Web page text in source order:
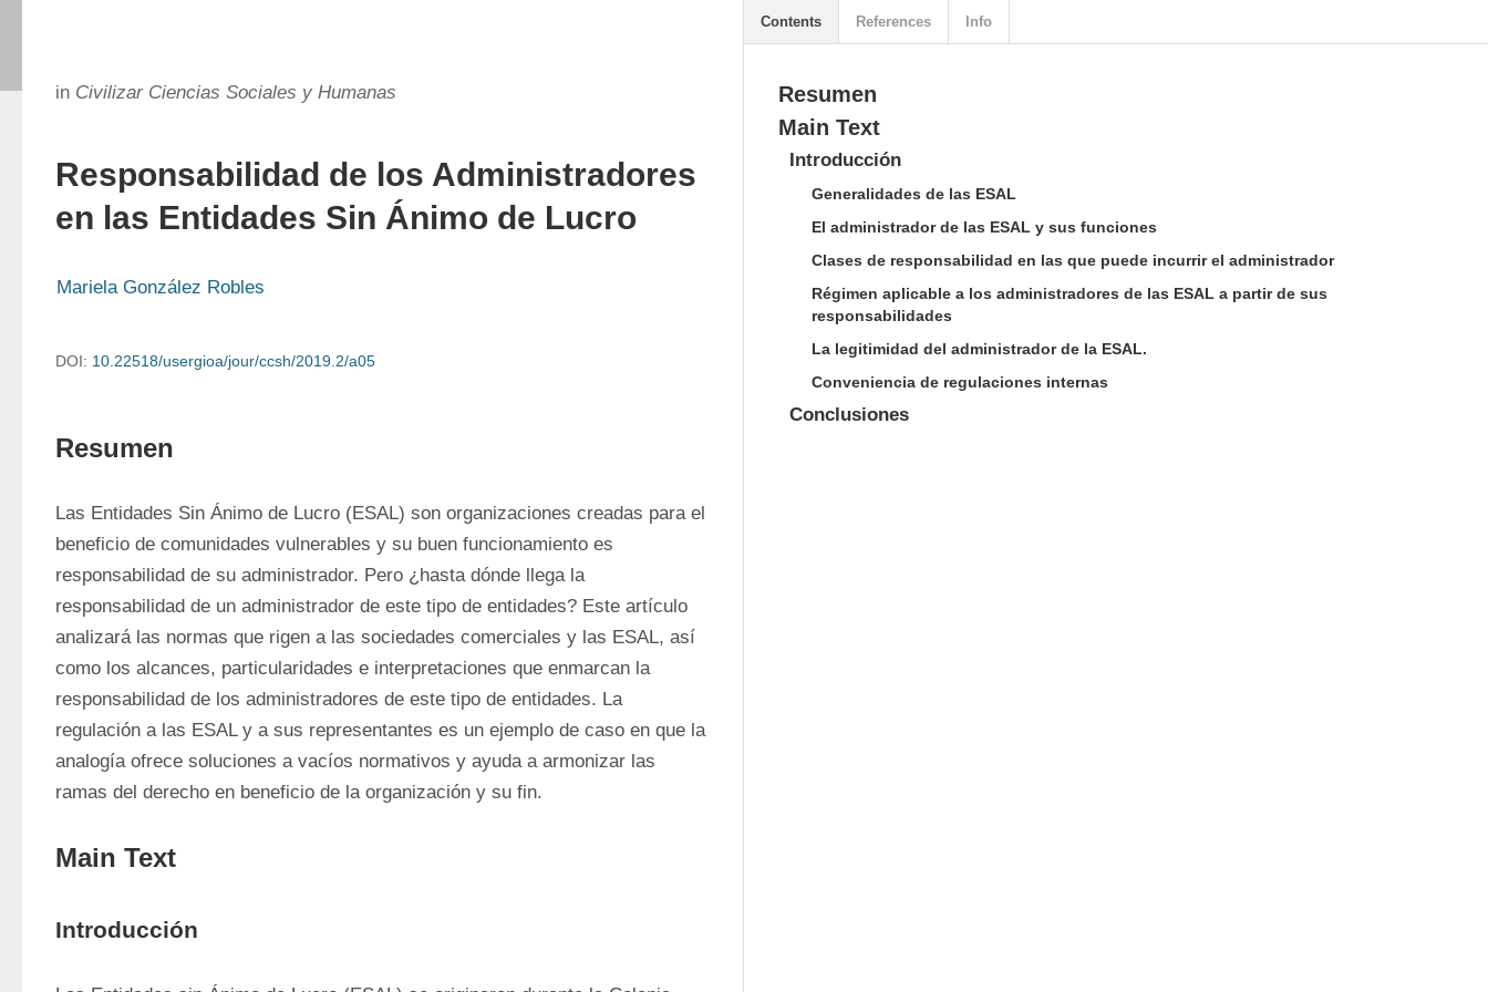
in Civilizar Ciencias Sociales y Humanas
Responsabilidad de los Administradores
en las Entidades Sin Ánimo de Lucro
Mariela González Robles
DOI: 10.22518/usergioa/jour/ccsh/2019.2/a05
Resumen
Las Entidades Sin Ánimo de Lucro (ESAL) son organizaciones creadas para el
beneficio de comunidades vulnerables y su buen funcionamiento es
responsabilidad de su administrador. Pero ¿hasta dónde llega la
responsabilidad de un administrador de este tipo de entidades? Este artículo
analizará las normas que rigen a las sociedades comerciales y las ESAL, así
como los alcances, particularidades e interpretaciones que enmarcan la
responsabilidad de los administradores de este tipo de entidades. La
regulación a las ESAL y a sus representantes es un ejemplo de caso en que la
analogía ofrece soluciones a vacíos normativos y ayuda a armonizar las
ramas del derecho en beneficio de la organización y su fin.
Main Text
Introducción
Resumen
Main Text
Introducción
Generalidades de las ESAL
El administrador de las ESAL y sus funciones
Clases de responsabilidad en las que puede incurrir el administrador
Régimen aplicable a los administradores de las ESAL a partir de sus
responsabilidades
La legitimidad del administrador de la ESAL.
Conveniencia de regulaciones internas
Conclusiones
Contents References Info